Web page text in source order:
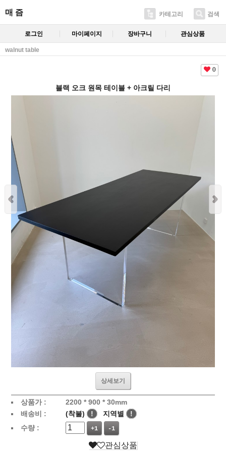
매 즘 카테고리 검색
로그인 마이페이지 장바구니 관심상품
walnut table
0
블랙 오크 원목 테이블 + 아크릴 다리
상세보기
상품가 :
2200 * 900 * 30mm
배송비 :
(착불) ! 지역별
!
수량 :
+1 -1
관심상품